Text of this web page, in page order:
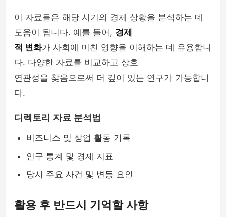
이 자료들은 해당 시기의 경제 상황을 분석하는 데
도움이 됩니다. 예를 들어, 경제
적 변화가 사회에 미친 영향을 이해하는 데 유용합니
다. 다양한 자료를 비교하고 상호
연관성을 찾음으로써 더 깊이 있는 연구가 가능합니
다.
디렉토리 자료 분석법
비즈니스 및 상업 활동 기록
인구 통계 및 경제 지표
당시 주요 사건 및 변동 요인
활용 후 반드시 기억할 사항